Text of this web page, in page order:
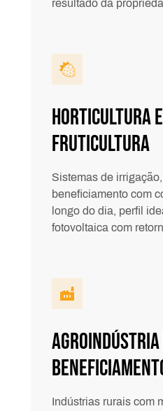
resultado da
Horticultura e
Fruticultura
Sistemas de
beneficiamento com
longo do dia, perfil
fotovoltaica com
Agroindústria
Indústrias rurais com